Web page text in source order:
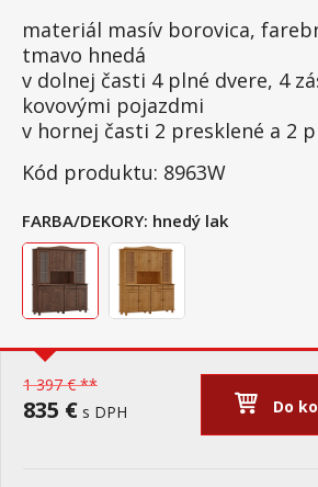
materiál masív borovica,
tmavo hnedá
v dolnej časti 4 plné dvere, 4
kovovými pojazdmi
v hornej časti 2 presklené a 2
Kód produktu: 8963W
FARBA/DEKORY: hnedý lak
1 397 € **
835 € s DPH Do